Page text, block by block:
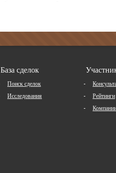
База сделок
Поиск сделок
Исследования
Рейтинги